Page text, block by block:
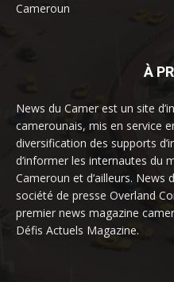
Cameroun
À
News du Camer est un site
camerounais, mis en service
diversification des supports
d’informer les internautes du
Cameroun et d’ailleurs. News
société de presse Overland
premier news magazine
Défis Actuels Magazine.